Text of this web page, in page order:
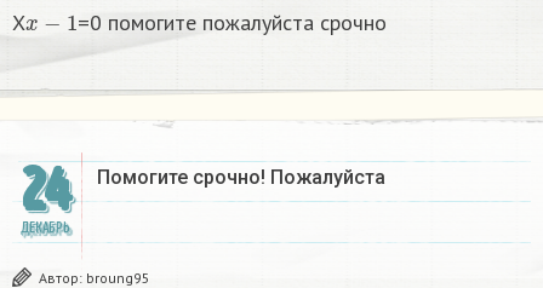
X =0 помогите пожалуйста срочно
24
ДЕКАБРЬ
Помогите срочно! Пожалуйста
Автор: broung95